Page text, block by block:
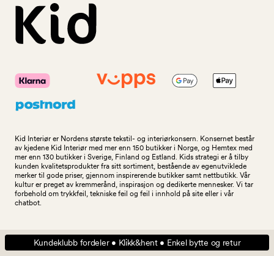
Kid Interiør er Nordens største tekstil- og interiørkonsern. Konsernet består
av kjedene Kid Interiør med mer enn 150 butikker i Norge, og Hemtex med
mer enn 130 butikker i Sverige, Finland og Estland. Kids strategi er å tilby
kunden kvalitetsprodukter fra sitt sortiment, bestående av egenutviklede
merker til gode priser, gjennom inspirerende butikker samt nettbutikk. Vår
kultur er preget av kremmerånd, inspirasjon og dedikerte mennesker. Vi tar
forbehold om trykkfeil, tekniske feil og feil i innhold på site eller i vår
chatbot.
Kundeklubb fordeler • Klikk&hent • Enkel bytte og retur